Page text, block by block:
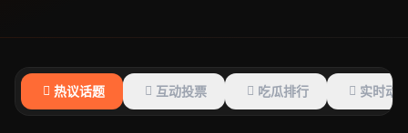
热议话题 互动投票 吃瓜排行 实时动